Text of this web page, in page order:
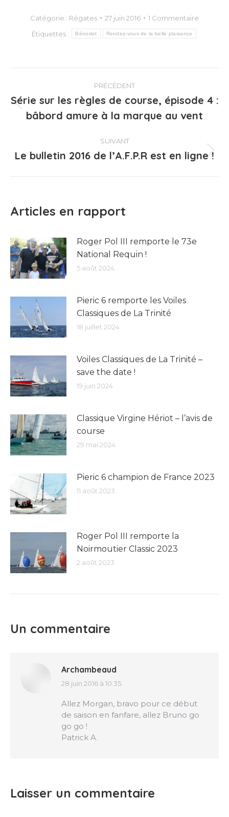
Catégorie : Régates 27 juin 2016
1 Commentaire
Étiquettes :
Bénodet Rendez-vous de la belle plaisance
Navigation
article
PRÉCÉDENT
précédent
Série sur les règles de course, épisode 4 :
bâbord amure à la marque au vent
SUIVANT
Article
Le bulletin 2016 de l’A.F.P.R est en ligne !
Articles en rapport
Roger Pol III remporte le 73e
National Requin !
5 août 2024
Pieric 6 remporte les Voiles
Classiques de La Trinité
18 juillet 2024
Voiles Classiques de La Trinité –
save the date !
19 juin 2024
Classique Virgine Hériot – l’avis de
course
29 mai 2024
Pieric 6 champion de France 2023
11 août 2023
Roger Pol III remporte la
Noirmoutier Classic 2023
2 août 2023
Un commentaire
Archambeaud
dit
28 juin 2016 à 10:35
Allez Morgan, bravo pour ce début
de saison en fanfare, allez Bruno go
go go !
Patrick A.
Laisser un commentaire